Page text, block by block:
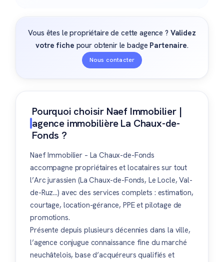
Vous êtes le propriétaire de cette agence ? Validez
votre fiche pour obtenir le badge Partenaire.
Nous contacter
Pourquoi choisir Naef Immobilier |
agence immobilière La Chaux-de-
Fonds ?
Naef Immobilier – La Chaux-de-Fonds
accompagne propriétaires et locataires sur tout
l’Arc jurassien (La Chaux-de-Fonds, Le Locle, Val-
de-Ruz…) avec des services complets : estimation,
courtage, location-gérance, PPE et pilotage de
promotions.
Présente depuis plusieurs décennies dans la ville,
l’agence conjugue connaissance fine du marché
neuchâtelois, base d’acquéreurs qualifiés et